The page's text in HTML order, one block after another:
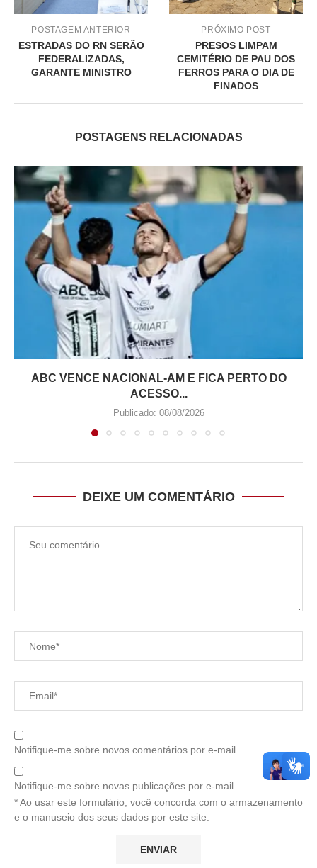
POSTAGEM ANTERIOR
ESTRADAS DO RN SERÃO
FEDERALIZADAS,
GARANTE MINISTRO
PRÓXIMO POST
PRESOS LIMPAM
CEMITÉRIO DE PAU DOS
FERROS PARA O DIA DE
FINADOS
POSTAGENS RELACIONADAS
ABC VENCE NACIONAL-AM E FICA PERTO DO
ACESSO...
Publicado: 08/08/2026
DEIXE UM COMENTÁRIO
Notifique-me sobre novos comentários por e-mail.
Notifique-me sobre novas publicações por e-mail.
* Ao usar este formulário, você concorda com o armazenamento
e o manuseio dos seus dados por este site.